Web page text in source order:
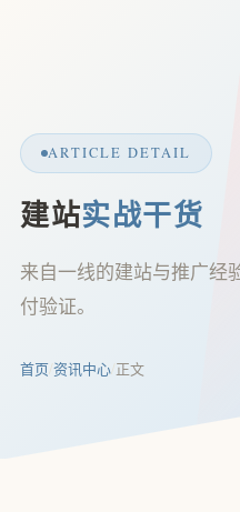
ARTICLE DETAIL
建站实战干货
来自一线的建站与推广经
付验证。
首页/资讯中心/正文